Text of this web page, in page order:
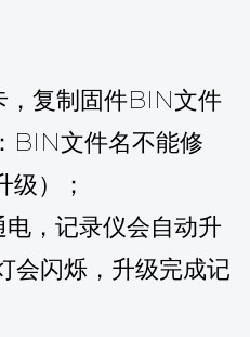
，复制固件BIN文件
BIN文件名不能修
级）；
，记录仪会自动升
会闪烁，升级完成记